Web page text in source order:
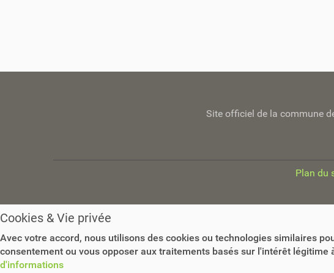
Site officiel de la commune
Plan du
Cookies & Vie privée
Avec votre accord, nous utilisons des cookies ou technologies similaires
consentement ou vous opposer aux traitements basés sur l'intérêt
d'informations